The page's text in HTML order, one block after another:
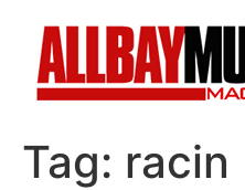
Tag: racin